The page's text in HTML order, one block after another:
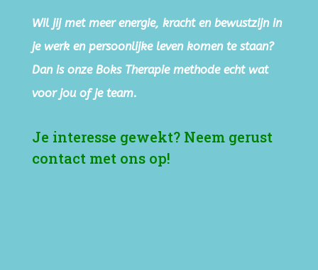
Wil jij met meer energie, kracht en bewustzijn in
je werk en persoonlijke leven komen te staan?
Dan is onze Boks Therapie methode echt wat
voor jou of je team.
Je interesse gewekt? Neem gerust
contact met ons op!